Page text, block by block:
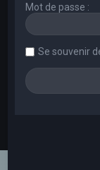
Mot de passe :
Se souvenir